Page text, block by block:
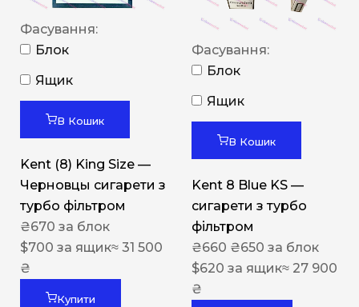
Фасування:
Блок
Ящик
В Кошик
Kent (8) King Size —
Черновцы сигарети з
турбо фільтром
₴670 за блок
$700 за ящик≈ 31 500
₴
Купити
Фасування:
Блок
Ящик
В Кошик
Kent 8 Blue KS —
сигарети з турбо
фільтром
₴660 ₴650 за блок
$620 за ящик≈ 27 900
₴